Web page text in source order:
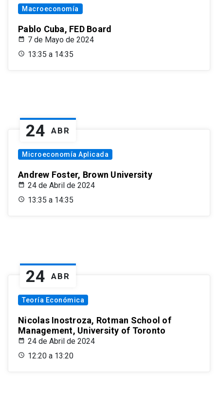
Macroeconomía
Pablo Cuba, FED Board
7 de Mayo de 2024
13:35 a 14:35
24 ABR
Microeconomía Aplicada
Andrew Foster, Brown University
24 de Abril de 2024
13:35 a 14:35
24 ABR
Teoría Económica
Nicolas Inostroza, Rotman School of
Management, University of Toronto
24 de Abril de 2024
12:20 a 13:20